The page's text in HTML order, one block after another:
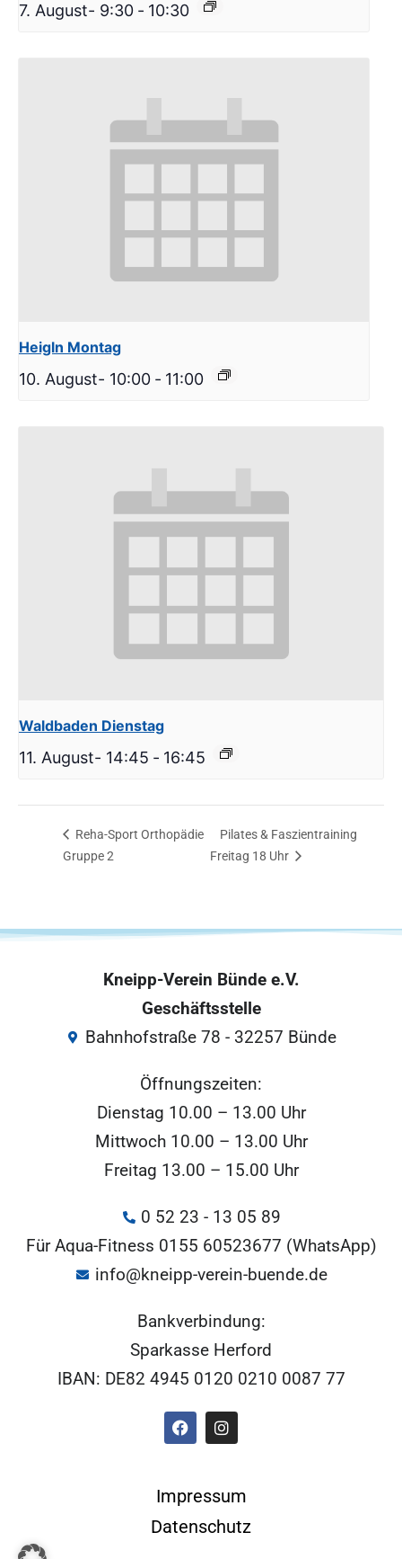
7. August- 9:30 - 10:30
Heigln Montag
10. August- 10:00 - 11:00
Waldbaden Dienstag
11. August- 14:45 - 16:45
Reha-Sport Orthopädie
Gruppe 2
Pilates & Faszientraining
Freitag 18 Uhr
Kneipp-Verein Bünde e.V.
Geschäftsstelle
Bahnhofstraße 78 - 32257 Bünde
Öffnungszeiten:
Dienstag 10.00 – 13.00 Uhr
Mittwoch 10.00 – 13.00 Uhr
Freitag 13.00 – 15.00 Uhr
0 52 23 - 13 05 89
Für Aqua-Fitness 0155 60523677 (WhatsApp)
info@kneipp-verein-buende.de
Bankverbindung:
Sparkasse Herford
IBAN: DE82 4945 0120 0210 0087 77
Impressum
Datenschutz